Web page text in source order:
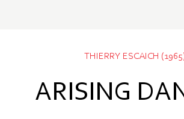
THIERRY ESCAICH
ARISING